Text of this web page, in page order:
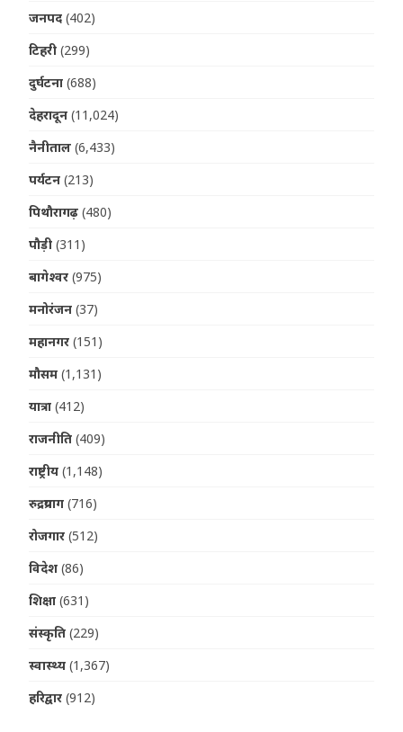
जनपद (402)
टिहरी (299)
दुर्घटना (688)
देहरादून (11,024)
नैनीताल (6,433)
पर्यटन (213)
पिथौरागढ़ (480)
पौड़ी (311)
बागेश्वर (975)
मनोरंजन (37)
महानगर (151)
मौसम (1,131)
यात्रा (412)
राजनीति (409)
राष्ट्रीय (1,148)
रुद्रप्रयाग (716)
रोजगार (512)
विदेश (86)
शिक्षा (631)
संस्कृति (229)
स्वास्थ्य (1,367)
हरिद्वार (912)